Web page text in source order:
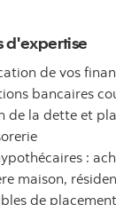
d'expertise
de vos
bancaires
de la dette et
:
maison,
de placement